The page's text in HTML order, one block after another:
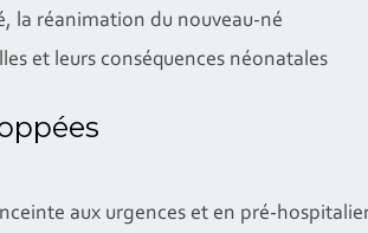
la réanimation du nouveau-né
et leurs conséquences néonatales
aux urgences et en pré-